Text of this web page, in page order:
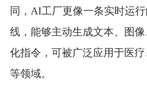
同，AI工厂更像一条实时运
线，能够主动生成文本、图
化指令，可被广泛应用于医
等领域。